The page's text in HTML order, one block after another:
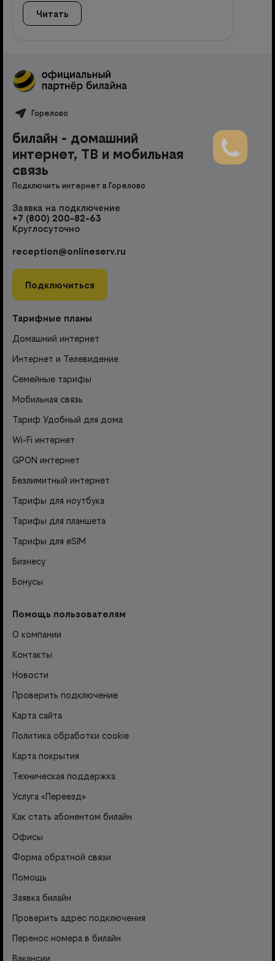
Читать
Горелово
билайн - домашний
интернет, ТВ и мобильная
связь
Подключить интернет в Горелово
Заявка на подключение
+7 (800) 200-82-63
Круглосуточно
reception@onlineserv.ru
Подключиться
Тарифные планы
Домашний интернет
Интернет и Телевидение
Семейные тарифы
Мобильная связь
Тариф Удобный для дома
Wi-Fi интернет
GPON интернет
Безлимитный интернет
Тарифы для ноутбука
Тарифы для планшета
Тарифы для eSIM
Бизнесу
Бонусы
Помощь пользователям
О компании
Контакты
Новости
Проверить подключение
Карта сайта
Политика обработки cookie
Карта покрытия
Техническая поддержка
Услуга «Переезд»
Как стать абонентом билайн
Офисы
Форма обратной связи
Помощь
Заявка билайн
Проверить адрес подключения
Перенос номера в билайн
Вакансии